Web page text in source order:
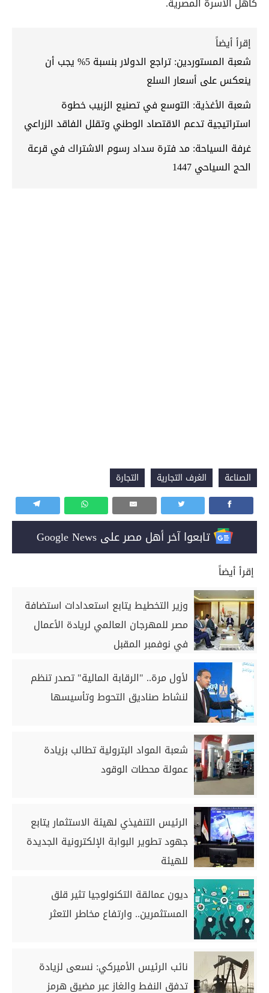
إقرأ أيضاً
شعبة المستوردين: تراجع الدولار بنسبة 5% يجب أن
ينعكس على أسعار السلع
شعبة الأغذية: التوسع في تصنيع الزبيب خطوة
استراتيجية تدعم الاقتصاد الوطني وتقلل الفاقد الزراعي
غرفة السياحة: مد فترة سداد رسوم الاشتراك في قرعة
الحج السياحي 1447
الصناعة الغرف التجارية التجارة
تابعوا آخر أهل مصر على Google News
إقرأ أيضاً
وزير التخطيط يتابع استعدادات استضافة
مصر للمهرجان العالمي لريادة الأعمال
في نوفمبر المقبل
لأول مرة.. "الرقابة المالية" تصدر تنظم
لنشاط صناديق التحوط وتأسيسها
شعبة المواد البترولية تطالب بزيادة
عمولة محطات الوقود
الرئيس التنفيذي لهيئة الاستثمار يتابع
جهود تطوير البوابة الإلكترونية الجديدة
للهيئة
ديون عمالقة التكنولوجيا تثير قلق
المستثمرين.. وارتفاع مخاطر التعثر
نائب الرئيس الأميركي: نسعى لزيادة
تدفق النفط والغاز عبر مضيق هرمز